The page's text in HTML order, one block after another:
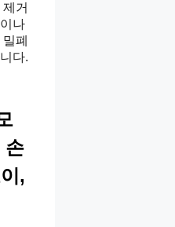
거
나
폐
다.
손
,